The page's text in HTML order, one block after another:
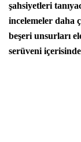
şahsiyetleri
incelemeler daha
beşeri unsurları
serüveni